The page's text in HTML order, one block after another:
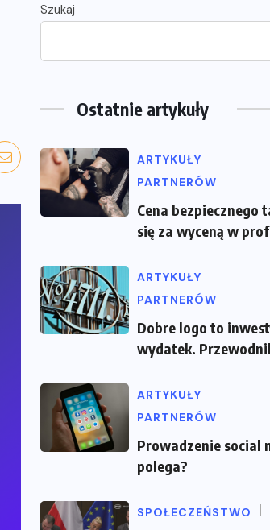
Szukaj
Ostatnie artykuły
ARTYKUŁY
PARTNERÓW
Cena bezpiecznego
się za wyceną w
ARTYKUŁY
PARTNERÓW
Dobre logo to
wydatek.
ARTYKUŁY
PARTNERÓW
Prowadzenie social
polega?
SPOŁECZEŃSTWO